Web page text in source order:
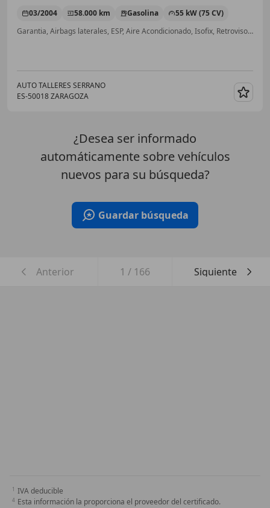
03/2004 58.000 km Gasolina
55 kW (75 CV)
Garantia, Airbags laterales, ESP, Aire Acondicionado, Isofix, Retrovisores laterales eléctricos, Ventanas tintadas, Elevalunas eléctrico
AUTO TALLERES SERRANO
ES-50018 ZARAGOZA
¿Desea ser informado
automáticamente sobre vehículos
nuevos para su búsqueda?
Guardar búsqueda
Anterior 1 / 166 Siguiente
IVA deducible
Esta información la proporciona el proveedor del certificado.